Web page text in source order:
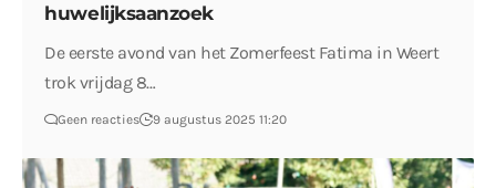
huwelijksaanzoek
De eerste avond van het Zomerfeest Fatima in Weert
trok vrijdag 8…
Geen reacties 9 augustus 2025 11:20